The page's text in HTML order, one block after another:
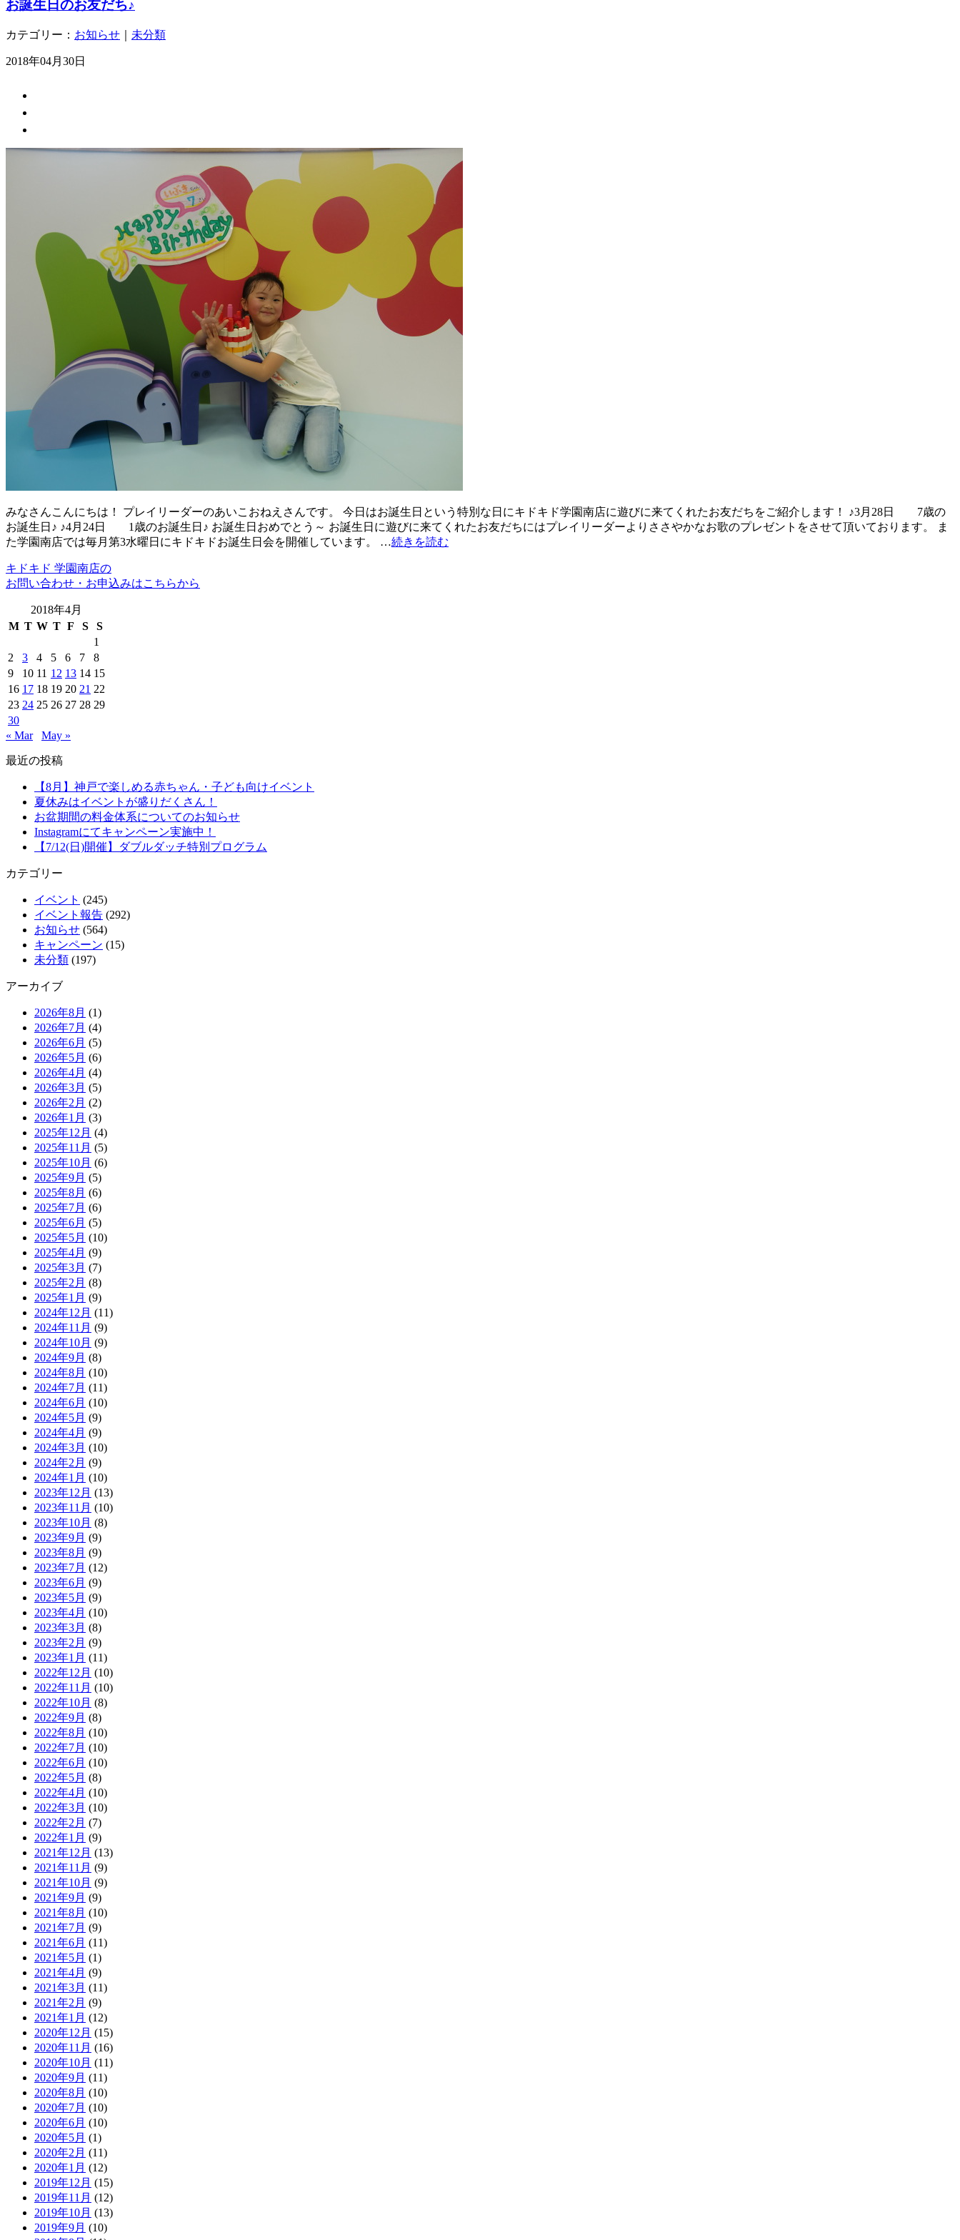
お誕生日のお友だち♪
カテゴリー： お知らせ 未分類
2018年04月30日
みなさんこんにちは！ プレイリーダーのあいこおねえさんです。 今日はお誕生日という特別な日にキドキド学園南店に遊びに来てくれたお友だちをご紹介します！ ♪3月28日 7歳の
お誕生日♪ ♪4月24日 1歳のお誕生日♪ お誕生日おめでとう～ お誕生日に遊びに来てくれたお友だちにはプレイリーダーよりささやかなお歌のプレゼントをさせて頂いております。 ま
た学園南店では毎月第3水曜日にキドキドお誕生日会を開催しています。 …続きを読む
キドキド 学園南店の
お問い合わせ・お申込みはこちらから
2018年4月
M T W T F S
S
1
2
3 4 5 6 7
8
9
10 11 12 13 14 15
16 17 18 19 20 21 22
23 24 25 26 27 28 29
30
« Mar
May »
最近の投稿
【8月】神戸で楽しめる赤ちゃん・子ども向けイベント
夏休みはイベントが盛りだくさん！
お盆期間の料金体系についてのお知らせ
Instagramにてキャンペーン実施中！
【7/12(日)開催】ダブルダッチ特別プログラム
カテゴリー
イベント (245)
イベント報告 (292)
お知らせ (564)
キャンペーン (15)
未分類 (197)
アーカイブ
2026年8月 (1)
2026年7月 (4)
2026年6月 (5)
2026年5月 (6)
2026年4月 (4)
2026年3月 (5)
2026年2月 (2)
2026年1月 (3)
2025年12月 (4)
2025年11月 (5)
2025年10月 (6)
2025年9月 (5)
2025年8月 (6)
2025年7月 (6)
2025年6月 (5)
2025年5月 (10)
2025年4月 (9)
2025年3月 (7)
2025年2月 (8)
2025年1月 (9)
2024年12月 (11)
2024年11月 (9)
2024年10月 (9)
2024年9月 (8)
2024年8月 (10)
2024年7月 (11)
2024年6月 (10)
2024年5月 (9)
2024年4月 (9)
2024年3月 (10)
2024年2月 (9)
2024年1月 (10)
2023年12月 (13)
2023年11月 (10)
2023年10月 (8)
2023年9月 (9)
2023年8月 (9)
2023年7月 (12)
2023年6月 (9)
2023年5月 (9)
2023年4月 (10)
2023年3月 (8)
2023年2月 (9)
2023年1月 (11)
2022年12月 (10)
2022年11月 (10)
2022年10月 (8)
2022年9月 (8)
2022年8月 (10)
2022年7月 (10)
2022年6月 (10)
2022年5月 (8)
2022年4月 (10)
2022年3月 (10)
2022年2月 (7)
2022年1月 (9)
2021年12月 (13)
2021年11月 (9)
2021年10月 (9)
2021年9月 (9)
2021年8月 (10)
2021年7月 (9)
2021年6月 (11)
2021年5月 (1)
2021年4月 (9)
2021年3月 (11)
2021年2月 (9)
2021年1月 (12)
2020年12月 (15)
2020年11月 (16)
2020年10月 (11)
2020年9月 (11)
2020年8月 (10)
2020年7月 (10)
2020年6月 (10)
2020年5月 (1)
2020年2月 (11)
2020年1月 (12)
2019年12月 (15)
2019年11月 (12)
2019年10月 (13)
2019年9月 (10)